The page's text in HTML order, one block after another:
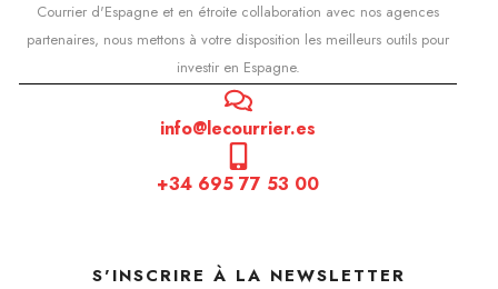
Courrier d'Espagne et en étroite collaboration avec nos agences
partenaires, nous mettons à votre disposition les meilleurs outils pour
investir en Espagne.
info@lecourrier.es
+34 695 77 53 00
S'INSCRIRE À LA NEWSLETTER